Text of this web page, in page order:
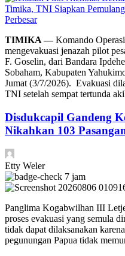
Perbesar
TIMIKA —Komando
mengevakuasi jenazah pilot
F. Goselin, dari Bandara
Sobaham, Kabupaten
Jumat (3/7/2026). Evakuasi
TNI setelah sempat tertunda
Disdukcapil Gandeng
Nikahkan 103
Etty Weler
7 jam
Panglima Kogabwilhan III
proses evakuasi yang semula
tidak dapat dilaksanakan
pegunungan Papua tidak